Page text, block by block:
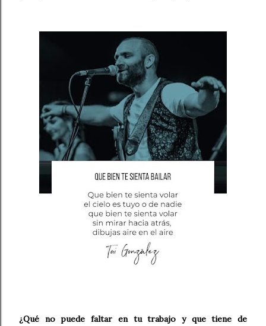
¿Qué no puede faltar en tu trabajo y que tiene de